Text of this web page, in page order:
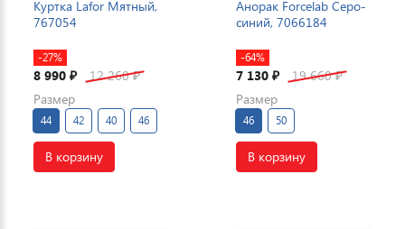
Куртка Lafor Мятный,
767054
-27%
8 990 ₽ 12 260₽
Размер
44 42 40 46
В корзину
Анорак Forcelab Серо-
синий, 7066184
-64%
7 130 ₽ 19 660₽
Размер
46 50
В корзину